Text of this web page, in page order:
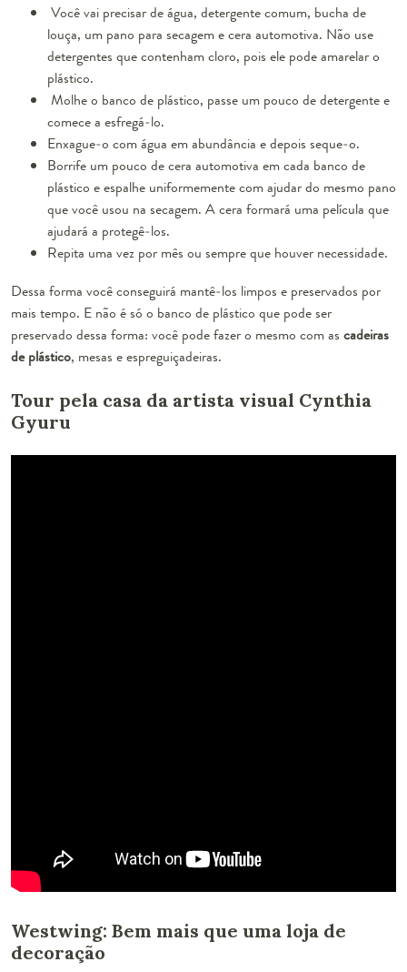
Você vai precisar de água, detergente comum, bucha de
louça, um pano para secagem e cera automotiva. Não use
detergentes que contenham cloro, pois ele pode amarelar o
plástico.
Molhe o banco de plástico, passe um pouco de detergente e
comece a esfregá-lo.
Enxague-o com água em abundância e depois seque-o.
Borrife um pouco de cera automotiva em cada banco de
plástico e espalhe uniformemente com ajudar do mesmo pano
que você usou na secagem. A cera formará uma película que
ajudará a protegê-los.
Repita uma vez por mês ou sempre que houver necessidade.
Dessa forma você conseguirá mantê-los limpos e preservados por
mais tempo. E não é só o banco de plástico que pode ser
preservado dessa forma: você pode fazer o mesmo com as cadeiras
de plástico, mesas e espreguiçadeiras.
Tour pela casa da artista visual Cynthia
Gyuru
Westwing: Bem mais que uma loja de
decoração